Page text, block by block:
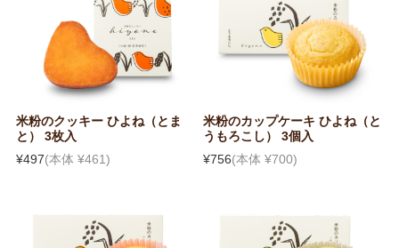
米粉のクッキー ひよね（とま
と） 3枚入
¥497(本体 ¥461)
米粉のカップケーキ ひよね（と
うもろこし） 3個入
¥756(本体 ¥700)